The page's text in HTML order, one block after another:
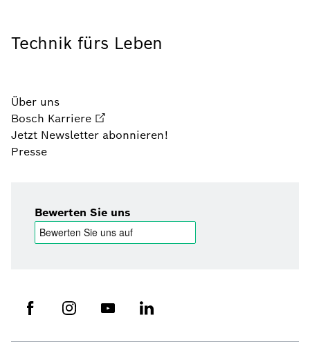
Technik fürs Leben
Über uns
Bosch Karriere
Jetzt Newsletter abonnieren!
Presse
Bewerten Sie uns